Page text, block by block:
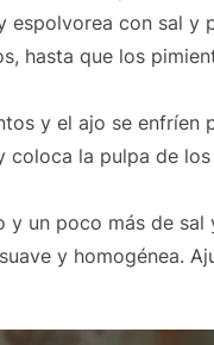
espolvorea con sal y
hasta que los
y el ajo se enfríen
coloca la pulpa de
un poco más de sal
y homogénea.